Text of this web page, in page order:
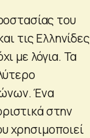
του
τις Ελληνίδες
με λόγια. Τα
Ένα
στην
χρησιμοποιεί